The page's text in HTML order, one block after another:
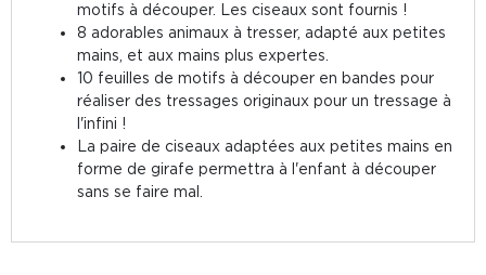
motifs à découper. Les ciseaux sont fournis !
8 adorables animaux à tresser, adapté aux petites
mains, et aux mains plus expertes.
10 feuilles de motifs à découper en bandes pour
réaliser des tressages originaux pour un tressage à
l'infini !
La paire de ciseaux adaptées aux petites mains en
forme de girafe permettra à l'enfant à découper
sans se faire mal.